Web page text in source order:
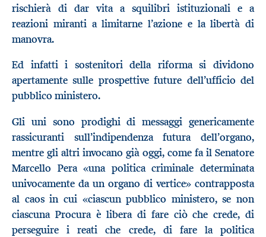
rischierà di dar vita a squilibri istituzionali e a
reazioni miranti a limitarne l’azione e la libertà di
manovra.
Ed infatti i sostenitori della riforma si dividono
apertamente sulle prospettive future dell’ufficio del
pubblico ministero.
Gli uni sono prodighi di messaggi genericamente
rassicuranti sull’indipendenza futura dell’organo,
mentre gli altri invocano già oggi, come fa il Senatore
Marcello Pera «una politica criminale determinata
univocamente da un organo di vertice» contrapposta
al caos in cui «ciascun pubblico ministero, se non
ciascuna Procura è libera di fare ciò che crede, di
perseguire i reati che crede, di fare la politica